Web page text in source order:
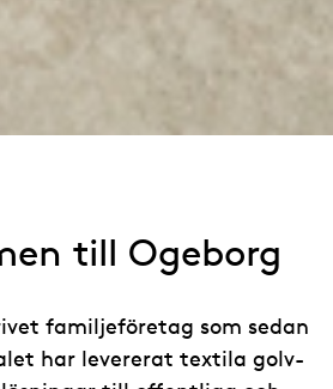
till Ogeborg
familjeföretag som sedan
har levererat textila golv-